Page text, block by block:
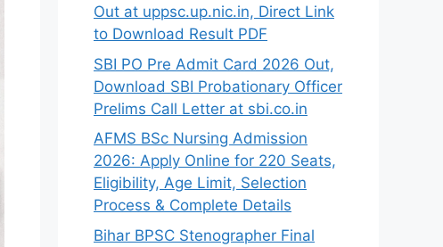
Out at uppsc.up.nic.in, Direct Link
to Download Result PDF
SBI PO Pre Admit Card 2026 Out,
Download SBI Probationary Officer
Prelims Call Letter at sbi.co.in
AFMS BSc Nursing Admission
2026: Apply Online for 220 Seats,
Eligibility, Age Limit, Selection
Process & Complete Details
Bihar BPSC Stenographer Final